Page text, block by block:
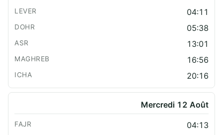
04:11
05:38
13:01
16:56
20:16
Mercredi 12 Août
04:13